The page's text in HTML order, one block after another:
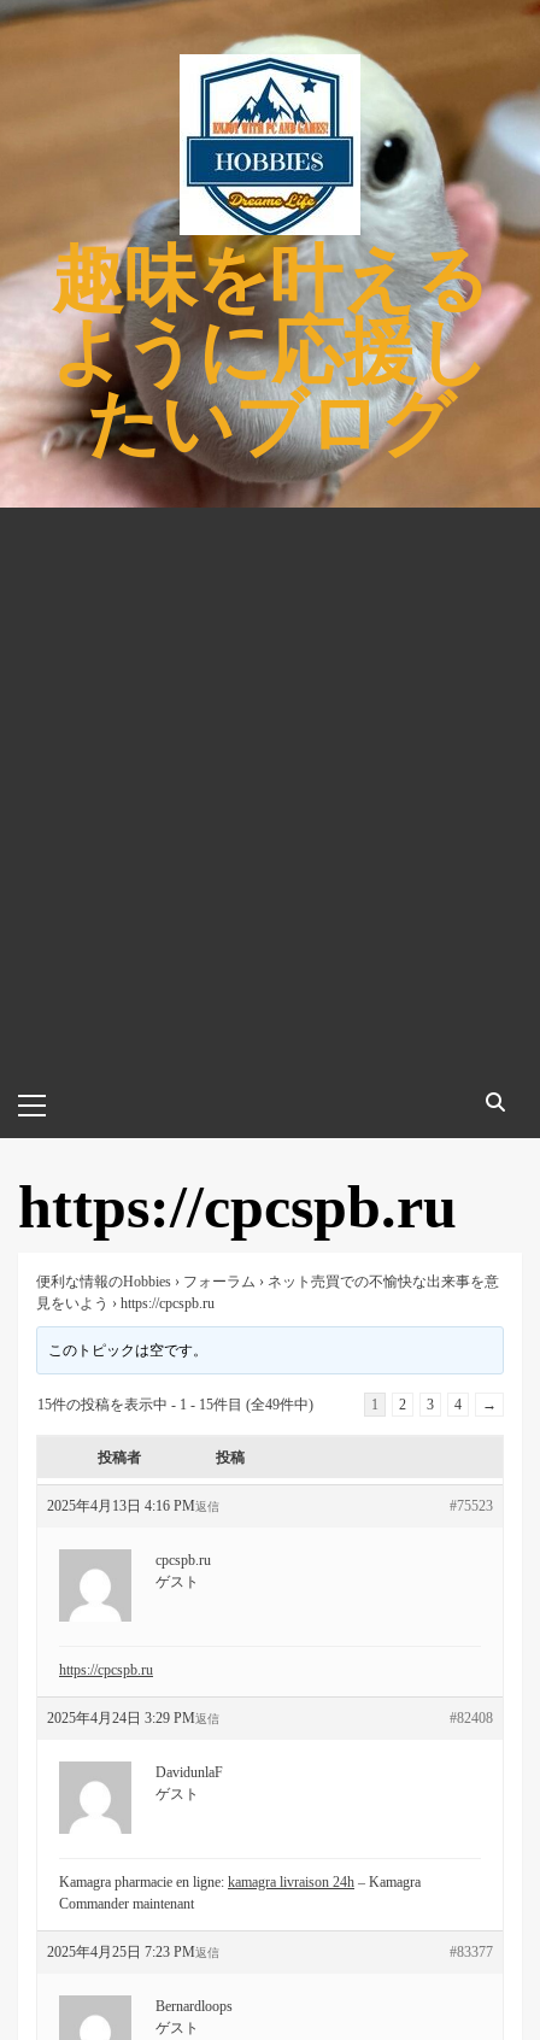
コ
プ
趣味を叶える
ように応援し
たいブログ
イ
ン
ニ
https://cpcspb.ru
便利な情報のHobbies › フォーラム › ネット売買での不愉快な出来事を意
見をいよう › https://cpcspb.ru
このトピックは空です。
15件の投稿を表示中 - 1 - 15件目 (全49件中) 1 2 3 4 →
投稿者 投稿
2025年4月13日 4:16 PM #75523
返信
cpcspb.ru
ゲスト
https://cpcspb.ru
2025年4月24日 3:29 PM #82408
返信
DavidunlaF
ゲスト
Kamagra pharmacie en ligne: kamagra livraison 24h – Kamagra
Commander maintenant
2025年4月25日 7:23 PM #83377
返信
Bernardloops
ゲスト